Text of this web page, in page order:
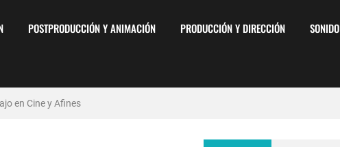
POSTPRODUCCIÓN Y ANIMACIÓN PRODUCCIÓN Y DIRECCIÓN SONIDO
en Cine y Afines